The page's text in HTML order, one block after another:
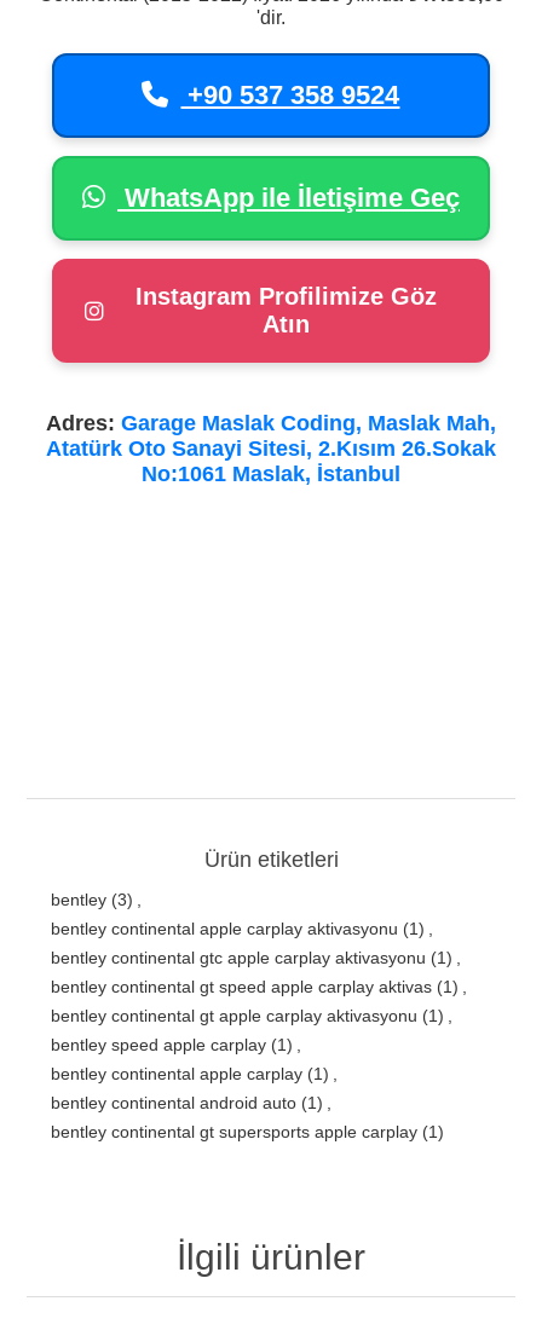
'dir.
+90 537 358 9524
WhatsApp ile İletişime Geç
Instagram Profilimize Göz
Atın
Adres: Garage Maslak Coding, Maslak Mah,
Atatürk Oto Sanayi Sitesi, 2.Kısım 26.Sokak
No:1061 Maslak, İstanbul
Ürün etiketleri
bentley (3)
bentley continental apple carplay aktivasyonu (1)
bentley continental gtc apple carplay aktivasyonu (1)
bentley continental gt speed apple carplay aktivas (1)
bentley continental gt apple carplay aktivasyonu (1)
bentley speed apple carplay (1)
bentley continental apple carplay (1)
bentley continental android auto (1)
bentley continental gt supersports apple carplay (1)
İlgili ürünler